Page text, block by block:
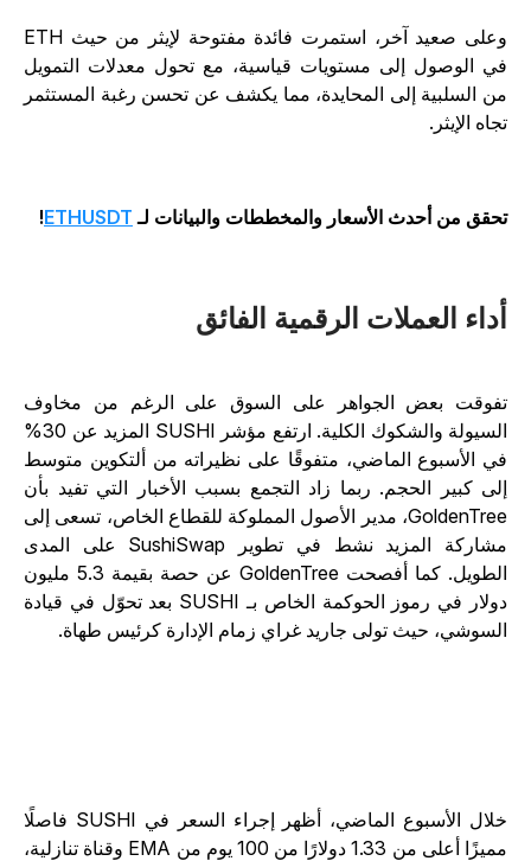
وعلى صعيد آخر، استمرت فائدة مفتوحة لإيثر من حيث ETH
الوصول إلى مستويات قياسية، مع تحول معدلات التمويل
السلبية إلى المحايدة، مما يكشف عن تحسن رغبة المستثمر
الإيثر.
من أحدث الأسعار والمخططات والبيانات لـ ETHUSDT
!
العملات الرقمية الفائق
بعض الجواهر على السوق على الرغم من مخاوف
السيولة والشكوك الكلية. ارتفع مؤشر SUSHI المزيد عن 30%
الأسبوع الماضي، متفوقًا على نظيراته من ألتكوين متوسط
كبير الحجم. ربما زاد التجمع بسبب الأخبار التي تفيد بأن
GoldenTree، مدير الأصول المملوكة للقطاع الخاص، تسعى إلى
مشاركة المزيد نشط في تطوير SushiSwap على المدى
الطويل. كما أفصحت GoldenTree عن حصة بقيمة 5.3 مليون
دولار في رموز الحوكمة الخاص بـ SUSHI بعد تحوّل في قيادة
حيث تولى جاريد غراي زمام الإدارة كرئيس طهاة.
خلال الأسبوع الماضي، أظهر إجراء السعر في SUSHI فاصلًا
مميزًا أعلى من 1.33 دولارًا من 100 يوم من EMA وقناة تنازلية،